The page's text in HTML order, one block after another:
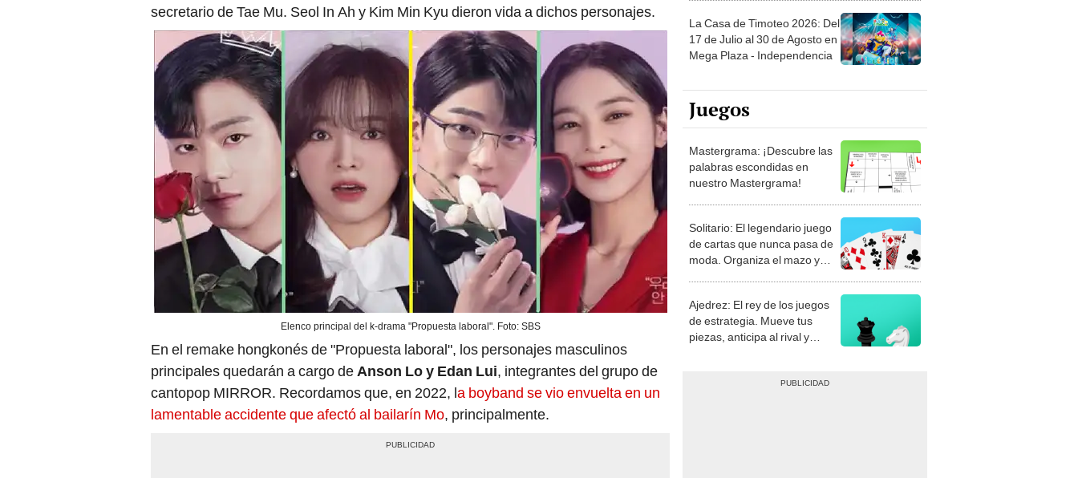
secretario de Tae Mu. Seol In Ah y Kim Min Kyu dieron vida a dichos personajes.
Elenco principal del k-drama "Propuesta laboral". Foto: SBS
En el remake hongkonés de "Propuesta laboral", los personajes masculinos
principales quedarán a cargo deAnson Lo y Edan Lui, integrantes del grupo de
cantopop MIRROR. Recordamos que, en 2022, la boyband se vio envuelta en un
lamentable accidente que afectó al bailarín Mo, principalmente.
La Casa de Timoteo 2026: Del
17 de Julio al 30 de Agosto en
Mega Plaza - Independencia
Juegos
Mastergrama: ¡Descubre las
palabras escondidas en
nuestro Mastergrama!
Solitario: El legendario juego
de cartas que nunca pasa de
moda. Organiza el mazo y
Ajedrez: El rey de los juegos
de estrategia. Mueve tus
piezas, anticipa al rival y